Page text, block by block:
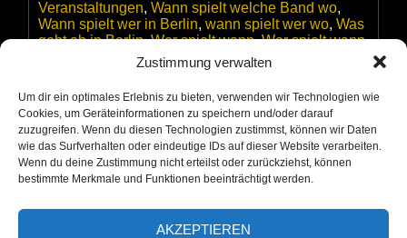
Zustimmung verwalten
Um dir ein optimales Erlebnis zu bieten, verwenden wir Technologien wie
Cookies, um Geräteinformationen zu speichern und/oder darauf
zuzugreifen. Wenn du diesen Technologien zustimmst, können wir Daten
wie das Surfverhalten oder eindeutige IDs auf dieser Website verarbeiten.
Wenn du deine Zustimmung nicht erteilst oder zurückziehst, können
bestimmte Merkmale und Funktionen beeinträchtigt werden.
AKZEPTIEREN
Veranstaltungen, Wann spielt welche Band wo,
Wann spielt wer in Berlin, wann spielt wer wo, Was
geht ab in Berlin,Wer spielt wann,Wer spielt wann
Wer spielt wo,wer spielt wo in Berlin
Leave a Comment
Kalkowski
und
Michael
Schirmer
mit
ihrem
Eve und der ALTAMANN zu Besuch
in der Biesdorfer Parkbühne zur
„Rock-Party“